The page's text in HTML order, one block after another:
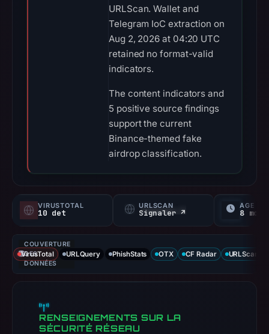
URLScan. Wallet and
Telegram IoC extraction on
Aug 2, 2026 at 04:20 UTC
retained no format-valid
indicators.
The content indicators and
5 positive source findings
support the current
Binance-themed fake
airdrop classification.
VIRUSTOTAL
10 det
URLSCAN
Signaler ↗
ÂGE
8 mo
COUVERTURE
DES
DONNÉES
VirusTotal URLQuery PhishStats OTX CF Radar URLScan
RENSEIGNEMENTS SUR LA
SÉCURITÉ RÉSEAU